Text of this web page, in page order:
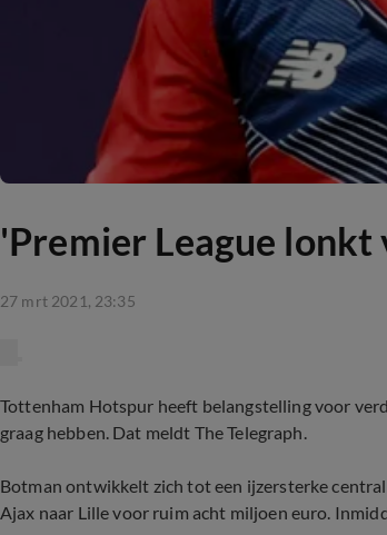
'Premier League lonkt
27 mrt 2021, 23:35
Tottenham Hotspur heeft belangstelling voor
graag hebben. Dat meldt The Telegraph.
Botman ontwikkelt zich tot een ijzersterke
Ajax naar Lille voor ruim acht miljoen euro.